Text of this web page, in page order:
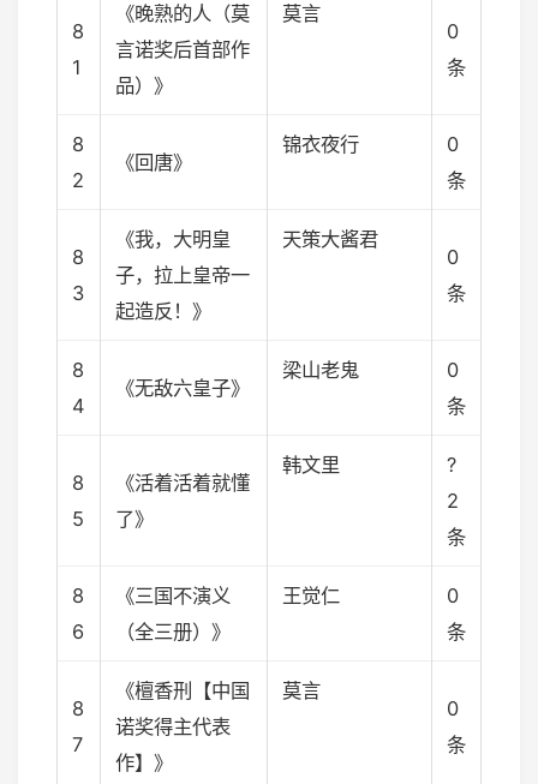
8
1
《晚熟的人（莫
言诺奖后首部作
品）》
莫言
0
条
8
2
《回唐》
锦衣夜行
0
条
8
3
《我，大明皇
子，拉上皇帝一
起造反！》
天策大酱君
0
条
8
4
《无敌六皇子》
梁山老鬼
0
条
8
5
《活着活着就懂
了》
韩文里
?
2
条
8
6
《三国不演义
（全三册）》
王觉仁
0
条
8
7
《檀香刑【中国
诺奖得主代表
作】》
莫言
0
条